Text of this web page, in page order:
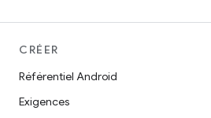
CRÉER
Référentiel Android
Exigences